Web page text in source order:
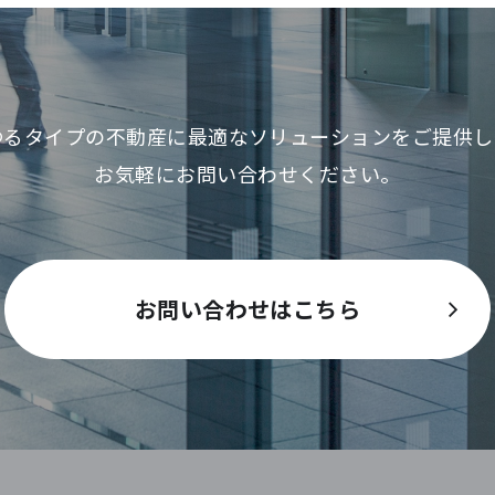
タイプの不動産に最適なソリューションをご提供
お気軽にお問い合わせください。
お問い合わせはこちら